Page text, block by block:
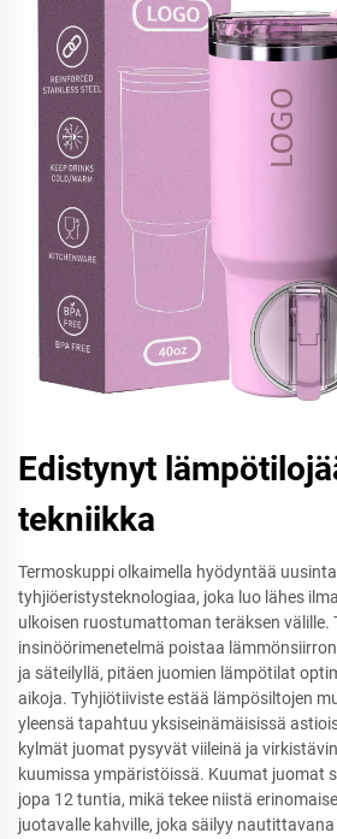
Edistynyt
tekniikka
Termoskuppi olkaimella hyödyntää
tyhjiöeristysteknologiaa, joka luo lähes
ulkoisen ruostumattoman teräksen välille.
insinöörimenetelmä poistaa
ja säteilyllä, pitäen juomien lämpötilat
aikoja. Tyhjiötiiviste estää lämpösiltojen
yleensä tapahtuu yksiseinämäisissä
kylmät juomat pysyvät viileinä ja
kuumissa ympäristöissä. Kuumat juomat
jopa 12 tuntia, mikä tekee niistä
juotavalle kahville, joka säilyy